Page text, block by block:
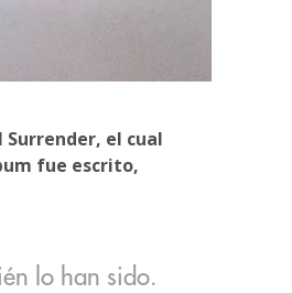
el cual
fue escrito,
lo han sido.